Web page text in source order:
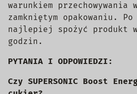
warunkiem przechowywania
zamkniętym opakowaniu.
najlepiej spożyć produkt
godzin.
PYTANIA I ODPOWIEDZI:
Czy SUPERSONIC Boost